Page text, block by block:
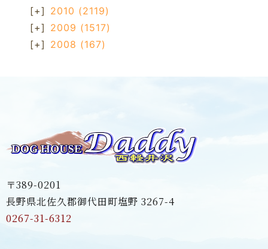
[+] 2010 (2119)
[+] 2009 (1517)
[+] 2008 (167)
〒389-0201
長野県北佐久郡御代田町塩野 3267-4
0267-31-6312